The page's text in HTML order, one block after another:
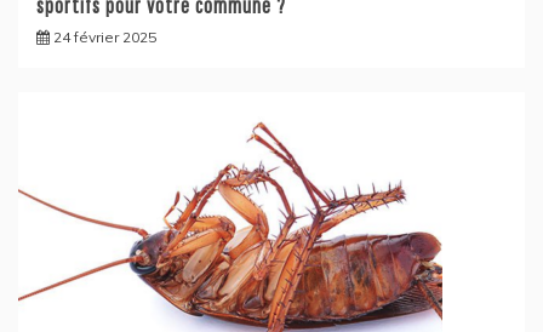
sportifs pour votre commune ?
24 février 2025